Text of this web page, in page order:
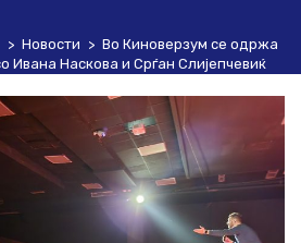
> Новости > Во Киноверзум се одржа
Ивана Наскова и Срѓан Слијепчевиќ